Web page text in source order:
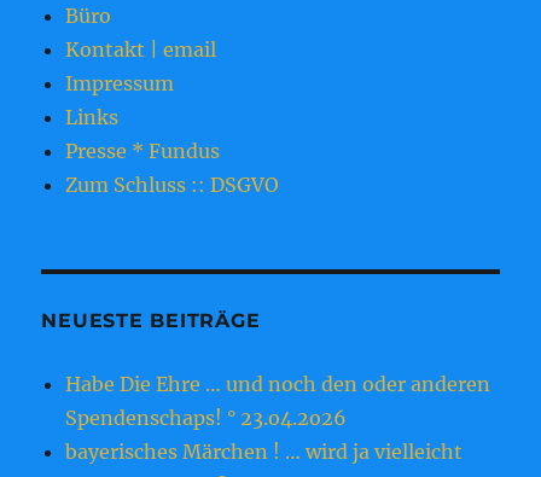
Büro
Kontakt | email
Impressum
Links
Presse * Fundus
Zum Schluss :: DSGVO
NEUESTE BEITRÄGE
Habe Die Ehre … und noch den oder anderen
Spendenschaps! ° 23.o4.2o26
bayerisches Märchen ! … wird ja vielleicht